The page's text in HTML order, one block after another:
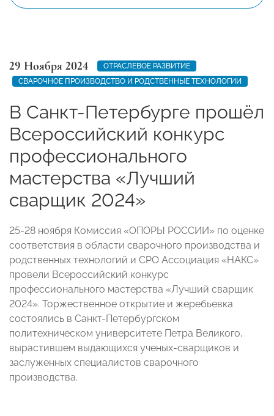
29 Ноября 2024
ОТРАСЛЕВОЕ РАЗВИТИЕ
СВАРОЧНОЕ ПРОИЗВОДСТВО И РОДСТВЕННЫЕ ТЕХНОЛОГИИ
В Санкт-Петербурге прошёл
Всероссийский конкурс
профессионального
мастерства «Лучший
сварщик 2024»
25-28 ноября Комиссия «ОПОРЫ РОССИИ» по оценке
соответствия в области сварочного производства и
родственных технологий и СРО Ассоциация «НАКС»
провели Всероссийский конкурс
профессионального мастерства «Лучший сварщик
2024». Торжественное открытие и жеребьевка
состоялись в Санкт-Петербургском
политехническом университете Петра Великого,
вырастившем выдающихся ученых-сварщиков и
заслуженных специалистов сварочного
производства.